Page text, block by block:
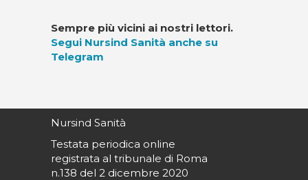
Sempre più vicini ai nostri lettori.
Segui Nursind Sanità anche su
Telegram
Nursind Sanità
Testata periodica online
registrata al tribunale di Roma
n.138 del 2 dicembre 2020